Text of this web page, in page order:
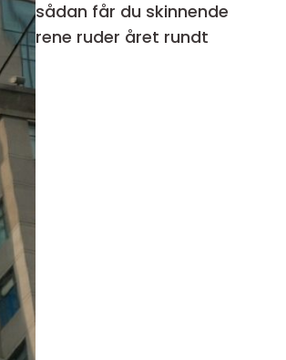
sådan får du skinnende
rene ruder året rundt